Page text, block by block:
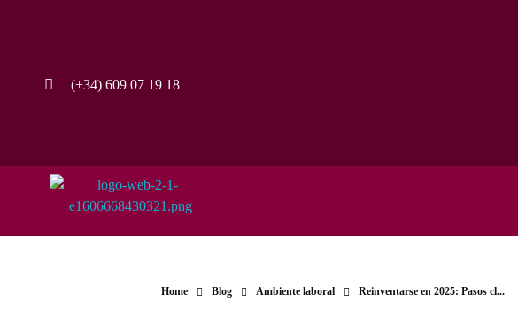
(+34) 609 07 19 18
Home Blog Ambiente laboral Reinventarse en 2025: Pasos cl...